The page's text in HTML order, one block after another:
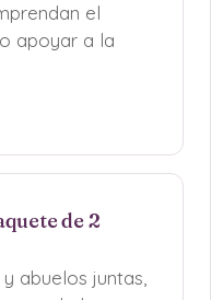
el
apoyar a la
de 2
abuelos juntas,